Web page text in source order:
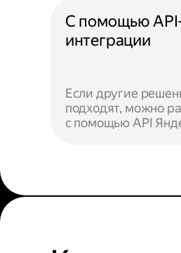
С помощью
интеграции
Если другие
подходят, можно
с помощью API